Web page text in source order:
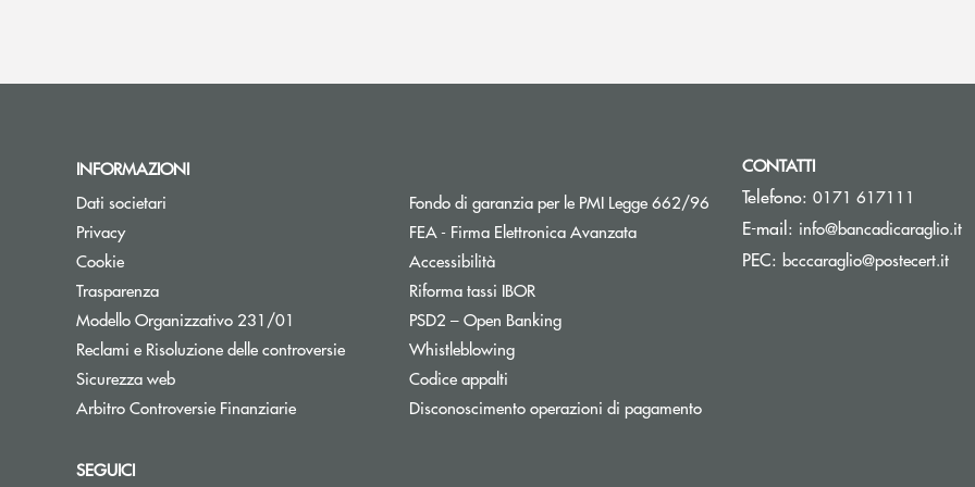
INFORMAZIONI
Dati societari
Privacy
Cookie
Trasparenza
Modello Organizzativo 231/01
Reclami e Risoluzione delle controversie
Sicurezza web
Arbitro Controversie FinanziarieApre una nuova finestra
Fondo di garanzia per le PMI Legge 662/96 Apre una nuova finestra
FEA - Firma Elettronica Avanzata
AccessibilitàApre una nuova finestra
Riforma tassi IBORApre una nuova finestra
PSD2 – Open BankingApre una nuova finestra
Whistleblowing
Codice appalti
Disconoscimento operazioni di pagamento
CONTATTI
Telefono: 0171 617111
E-mail: info@bancadicaraglio.it
PEC: bcccaraglio@postecert.it(si
SEGUICI